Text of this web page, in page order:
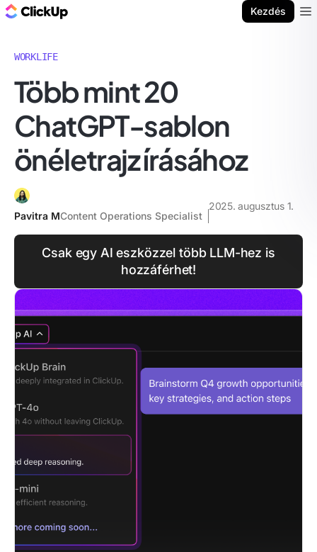
Kezdés
WORKLIFE
Több mint 20
ChatGPT-sablon
önéletrajz írásához
Pavitra MContent Operations Specialist
2025. augusztus 1.
Csak egy AI eszközzel több LLM-hez is
hozzáférhet!